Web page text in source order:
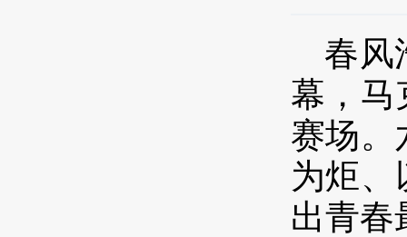
春风
幕，马
赛场。
为炬、
出青春